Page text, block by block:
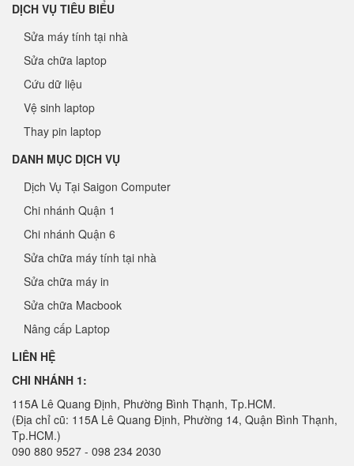
DỊCH VỤ TIÊU BIỂU
Sửa máy tính tại nhà
Sửa chữa laptop
Cứu dữ liệu
Vệ sinh laptop
Thay pin laptop
DANH MỤC DỊCH VỤ
Dịch Vụ Tại Saigon Computer
Chi nhánh Quận 1
Chi nhánh Quận 6
Sửa chữa máy tính tại nhà
Sửa chữa máy in
Sửa chữa Macbook
Nâng cấp Laptop
LIÊN HỆ
CHI NHÁNH 1:
115A Lê Quang Định, Phường Bình Thạnh, Tp.HCM.
(Địa chỉ cũ: 115A Lê Quang Định, Phường 14, Quận Bình Thạnh,
Tp.HCM.)
090 880 9527 - 098 234 2030